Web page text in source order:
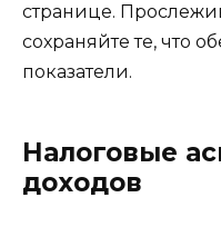
странице.
сохраняйте те, что
показатели.
Налоговые
доходов